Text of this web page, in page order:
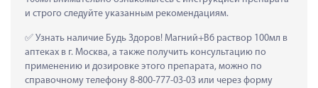
и строго следуйте указанным рекомендациям.
Узнать наличие Будь Здоров! Магний+В6 раствор 100мл в
аптеках в г. Москва, а также получить консультацию по
применению и дозировке этого препарата, можно по
справочному телефону 8-800-777-03-03 или через форму